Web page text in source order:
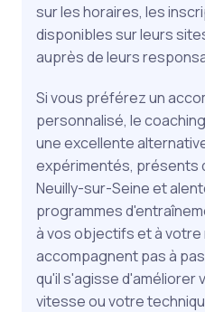
sur les horaires, les
disponibles sur leurs
auprès de leurs
Si vous préférez un
personnalisé, le
une excellente
expérimentés, présents
Neuilly-sur-Seine et
programmes
à vos objectifs et à votre
accompagnent pas à
qu'il s'agisse d'améliorer
vitesse ou votre